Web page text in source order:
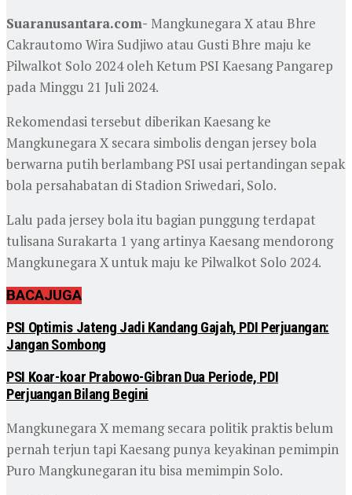
Suaranusantara.com- Mangkunegara X atau Bhre
Cakrautomo Wira Sudjiwo atau Gusti Bhre maju ke
Pilwalkot Solo 2024 oleh Ketum PSI Kaesang Pangarep
pada Minggu 21 Juli 2024.
Rekomendasi tersebut diberikan Kaesang ke
Mangkunegara X secara simbolis dengan jersey bola
berwarna putih berlambang PSI usai pertandingan sepak
bola persahabatan di Stadion Sriwedari, Solo.
Lalu pada jersey bola itu bagian punggung terdapat
tulisana Surakarta 1 yang artinya Kaesang mendorong
Mangkunegara X untuk maju ke Pilwalkot Solo 2024.
BACAJUGA
PSI Optimis Jateng Jadi Kandang Gajah, PDI Perjuangan:
Jangan Sombong
PSI Koar-koar Prabowo-Gibran Dua Periode, PDI
Perjuangan Bilang Begini
Mangkunegara X memang secara politik praktis belum
pernah terjun tapi Kaesang punya keyakinan pemimpin
Puro Mangkunegaran itu bisa memimpin Solo.